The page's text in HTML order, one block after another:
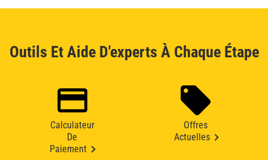
Outils Et Aide D'experts À Chaque Étape
Calculateur
De
Paiement
Offres
Actuelles